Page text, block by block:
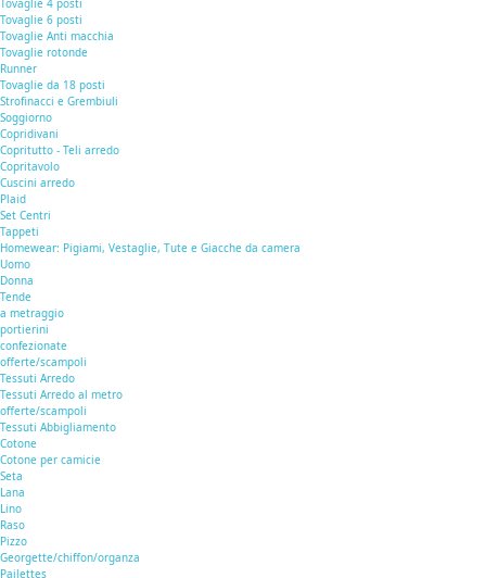
Tovaglie 6 posti
Tovaglie Anti macchia
Tovaglie rotonde
Runner
Tovaglie da 18 posti
Strofinacci e Grembiuli
Soggiorno
Copridivani
Copritutto - Teli arredo
Copritavolo
Cuscini arredo
Plaid
Set Centri
Tappeti
Homewear: Pigiami, Vestaglie, Tute e Giacche da camera
Uomo
Donna
Tende
a metraggio
portierini
confezionate
offerte/scampoli
Tessuti Arredo
Tessuti Arredo al metro
offerte/scampoli
Tessuti Abbigliamento
Cotone
Cotone per camicie
Seta
Lana
Lino
Raso
Pizzo
Georgette/chiffon/organza
Pailettes